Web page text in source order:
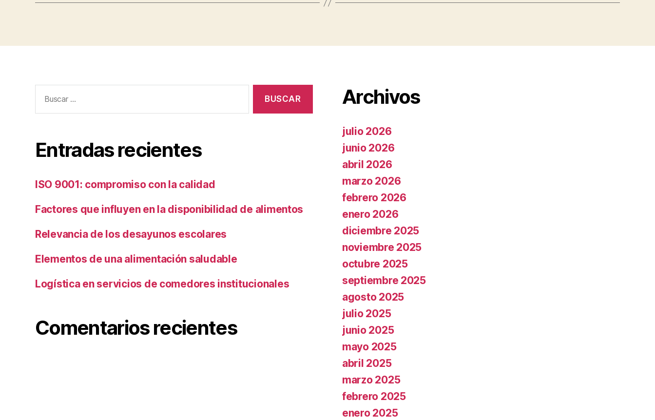
Entradas recientes
ISO 9001: compromiso con la calidad
Factores que influyen en la disponibilidad de alimentos
Relevancia de los desayunos escolares
Elementos de una alimentación saludable
Logística en servicios de comedores institucionales
Comentarios recientes
Archivos
julio 2026
junio 2026
abril 2026
marzo 2026
febrero 2026
enero 2026
diciembre 2025
noviembre 2025
octubre 2025
septiembre 2025
agosto 2025
julio 2025
junio 2025
mayo 2025
abril 2025
marzo 2025
febrero 2025
enero 2025